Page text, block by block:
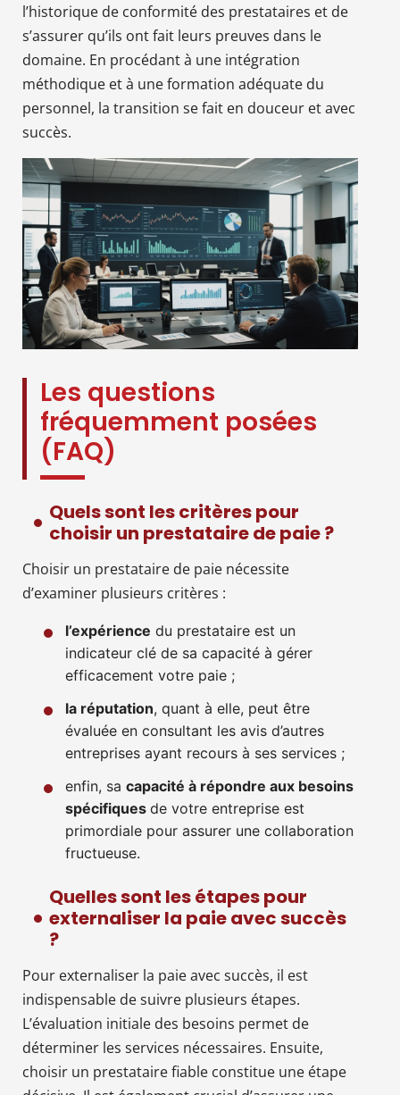
l’historique de conformité des prestataires et de
s’assurer qu’ils ont fait leurs preuves dans le
domaine. En procédant à une intégration
méthodique et à une formation adéquate du
personnel, la transition se fait en douceur et avec
succès.
Les questions
fréquemment posées
(FAQ)
Quels sont les critères pour
choisir un prestataire de paie ?
Choisir un prestataire de paie nécessite
d’examiner plusieurs critères :
l’expérience du prestataire est un
indicateur clé de sa capacité à gérer
efficacement votre paie ;
la réputation, quant à elle, peut être
évaluée en consultant les avis d’autres
entreprises ayant recours à ses services ;
enfin, sa capacité à répondre aux besoins
spécifiques de votre entreprise est
primordiale pour assurer une collaboration
fructueuse.
Quelles sont les étapes pour
externaliser la paie avec succès
?
Pour externaliser la paie avec succès, il est
indispensable de suivre plusieurs étapes.
L’évaluation initiale des besoins permet de
déterminer les services nécessaires. Ensuite,
choisir un prestataire fiable constitue une étape